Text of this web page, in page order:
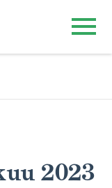
2023